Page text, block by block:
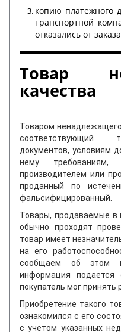
копию платежного
транспортной
отказались от
Товар
качества
Товаром
соответствующий
документов, условиям
нему требованиям,
производителем или
проданный по
фальсифицированный.
Товары, продаваемые в
обычно проходят
товар имеет
на его
сообщаем об этом
информация подается
покупатель мог принять
Приобретение такого
ознакомился с его
с учетом указанных